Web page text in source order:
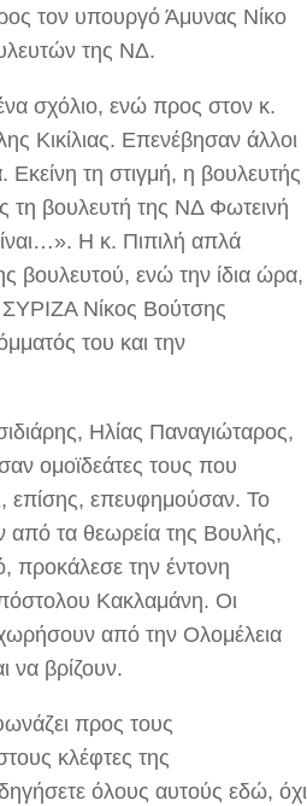
τον υπουργό Άμυνας Νίκο
της ΝΔ.
σχόλιο, ενώ προς στον κ.
Κικίλιας. Επενέβησαν άλλοι
Εκείνη τη στιγμή, η βουλευτής
βουλευτή της ΝΔ Φωτεινή
Η κ. Πιπιλή απλά
βουλευτού, ενώ την ίδια ώρα,
ΣΥΡΙΖΑ Νίκος Βούτσης
του και την
Ηλίας Παναγιώταρος,
ομοϊδεάτες τους που
επίσης, επευφημούσαν. Το
από τα θεωρεία της Βουλής,
προκάλεσε την έντονη
Κακλαμάνη. Οι
από την Ολομέλεια
να βρίζουν.
προς τους
κλέφτες της
όλους αυτούς εδώ, όχι